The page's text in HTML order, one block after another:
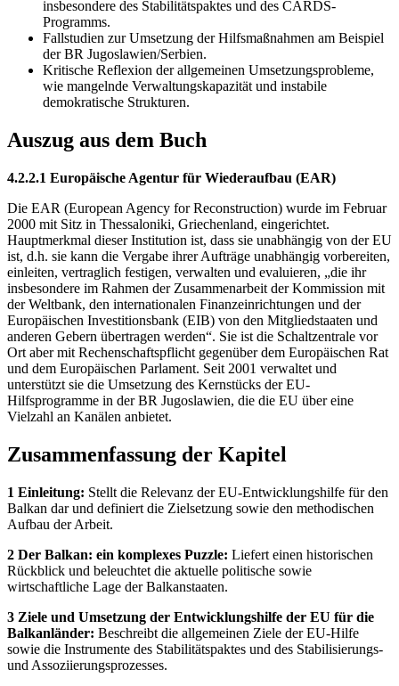
insbesondere des Stabilitätspaktes und des CARDS-
Programms.
Fallstudien zur Umsetzung der Hilfsmaßnahmen am Beispiel
der BR Jugoslawien/Serbien.
Kritische Reflexion der allgemeinen Umsetzungsprobleme,
wie mangelnde Verwaltungskapazität und instabile
demokratische Strukturen.
Auszug aus dem Buch
4.2.2.1 Europäische Agentur für Wiederaufbau (EAR)
Die EAR (European Agency for Reconstruction) wurde im Februar
2000 mit Sitz in Thessaloniki, Griechenland, eingerichtet.
Hauptmerkmal dieser Institution ist, dass sie unabhängig von der EU
ist, d.h. sie kann die Vergabe ihrer Aufträge unabhängig vorbereiten,
einleiten, vertraglich festigen, verwalten und evaluieren, „die ihr
insbesondere im Rahmen der Zusammenarbeit der Kommission mit
der Weltbank, den internationalen Finanzeinrichtungen und der
Europäischen Investitionsbank (EIB) von den Mitgliedstaaten und
anderen Gebern übertragen werden“. Sie ist die Schaltzentrale vor
Ort aber mit Rechenschaftspflicht gegenüber dem Europäischen Rat
und dem Europäischen Parlament. Seit 2001 verwaltet und
unterstützt sie die Umsetzung des Kernstücks der EU-
Hilfsprogramme in der BR Jugoslawien, die die EU über eine
Vielzahl an Kanälen anbietet.
Zusammenfassung der Kapitel
1 Einleitung: Stellt die Relevanz der EU-Entwicklungshilfe für den
Balkan dar und definiert die Zielsetzung sowie den methodischen
Aufbau der Arbeit.
2 Der Balkan: ein komplexes Puzzle: Liefert einen historischen
Rückblick und beleuchtet die aktuelle politische sowie
wirtschaftliche Lage der Balkanstaaten.
3 Ziele und Umsetzung der Entwicklungshilfe der EU für die
Balkanländer: Beschreibt die allgemeinen Ziele der EU-Hilfe
sowie die Instrumente des Stabilitätspaktes und des Stabilisierungs-
und Assoziierungsprozesses.